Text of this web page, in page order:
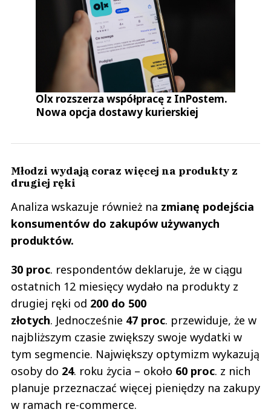
Olx rozszerza współpracę z InPostem.
Nowa opcja dostawy kurierskiej
Młodzi wydają coraz więcej na produkty z
drugiej ręki
Analiza wskazuje również na zmianę podejścia
konsumentów do zakupów używanych
produktów.
30 proc. respondentów deklaruje, że w ciągu
ostatnich 12 miesięcy wydało na produkty z
drugiej ręki od 200 do 500
złotych. Jednocześnie 47 proc. przewiduje, że w
najbliższym czasie zwiększy swoje wydatki w
tym segmencie. Największy optymizm wykazują
osoby do 24. roku życia – około 60 proc. z nich
planuje przeznaczać więcej pieniędzy na zakupy
w ramach re-commerce.